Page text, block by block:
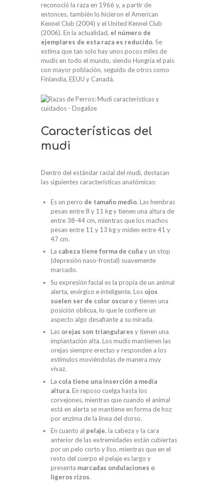
reconoció la raza en 1966 y, a partir de
entonces, también lo hicieron el American
Kennel Club (2004) y el United Kennel Club
(2006). En la actualidad, el número de
ejemplares de esta raza es reducido. Se
estima que tan solo hay unos pocos miles de
mudis en todo el mundo, siendo Hungría el país
con mayor población, seguido de otros como
Finlandia, EEUU y Canadá.
Características del
mudi
Dentro del estándar racial del mudi, destacan
las siguientes características anatómicas:
Es un perro de tamaño medio. Las hembras
pesan entre 8 y 11 kg y tienen una altura de
entre 38-44 cm, mientras que los machos
pesan entre 11 y 13 kg y miden entre 41 y
47 cm.
La cabeza tiene forma de cuñay un stop
(depresión naso-frontal) suavemente
marcado.
Su expresión facial es la propia de un animal
alerta, enérgico e inteligente. Los ojos
suelen ser de color oscuroy tienen una
posición oblicua, lo que le confiere un
aspecto algo desafiante a su mirada.
Las orejas son triangulares y tienen una
implantación alta. Los mudis mantienen las
orejas siempre erectas y responden a los
estímulos moviéndolas de manera muy
vivaz.
La cola tiene una inserción a media
altura. En reposo cuelga hasta los
corvejones, mientras que cuando el animal
está en alerta se mantiene en forma de hoz
por enzima de la línea del dorso.
En cuanto al pelaje, la cabeza y la cara
anterior de las extremidades están cubiertas
por un pelo corto y liso, mientras que en el
resto del cuerpo el pelaje es largo y
presenta marcadas ondulaciones o
ligeros rizos.